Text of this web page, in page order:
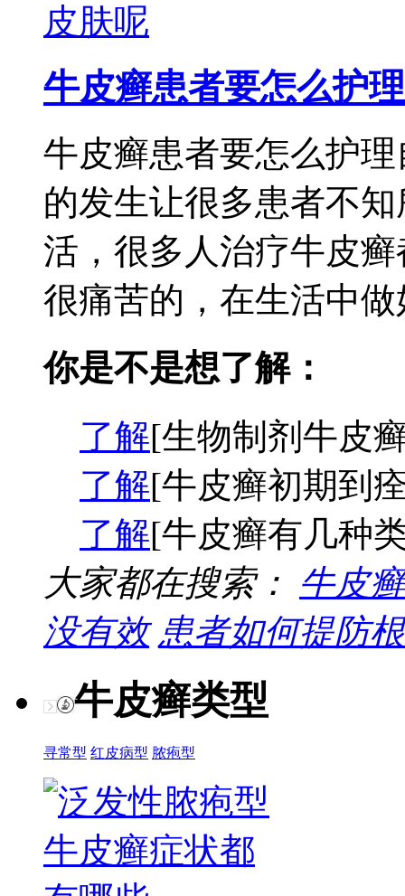
牛皮癣患者要怎么护理
牛皮癣患者要怎么护
的发生让很多患者不
活，很多人治疗牛皮
很痛苦的，在生活中
你是不是想了解：
了解[生物制剂牛皮
了解[牛皮癣初期到
了解[牛皮癣有几种
大家都在搜索： 牛皮
没有效 患者如何提防
牛皮癣类型
寻常型 红皮病型 脓疱型